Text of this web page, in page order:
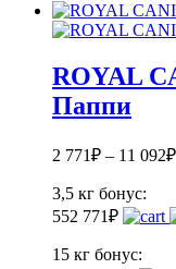
ROYAL
Паппи
2 771₽ – 11 092₽
3,5 кг бонус:
552 771₽
15 кг бонус: